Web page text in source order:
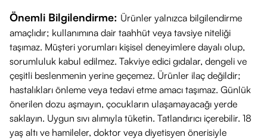
Önemli Bilgilendirme: Ürünler yalnızca bilgilendirme
amaçlıdır; kullanımına dair taahhüt veya tavsiye niteliği
taşımaz. Müşteri yorumları kişisel deneyimlere dayalı olup,
sorumluluk kabul edilmez. Takviye edici gıdalar, dengeli ve
çeşitli beslenmenin yerine geçemez. Ürünler ilaç değildir;
hastalıkları önleme veya tedavi etme amacı taşımaz. Günlük
önerilen dozu aşmayın, çocukların ulaşamayacağı yerde
saklayın. Uygun sıvı alımıyla tüketin. Tatlandırıcı içerebilir. 18
yaş altı ve hamileler, doktor veya diyetisyen önerisiyle